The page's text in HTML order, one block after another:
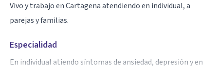
Vivo y trabajo en Cartagena atendiendo en individual, a
parejas y familias.
Especialidad
En individual atiendo síntomas de ansiedad, depresión y en